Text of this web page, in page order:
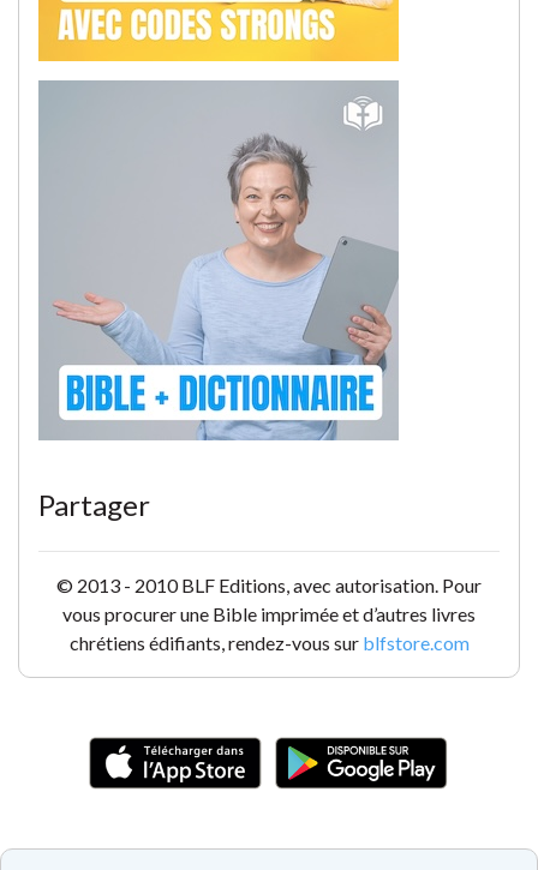
Partager
© 2013 - 2010 BLF Editions, avec autorisation. Pour
vous procurer une Bible imprimée et d’autres livres
chrétiens édifiants, rendez-vous sur blfstore.com